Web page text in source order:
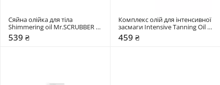
Сяйна олійка для тіла
Shimmering oil Mr.SCRUBBER
150 мл
539 ₴
Комплекс олій для інтенсивної
засмаги Intensive Tanning Oil
459 ₴